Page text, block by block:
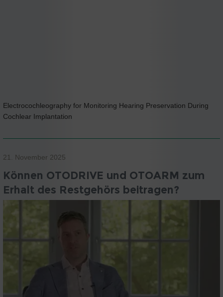
Electrocochleography for Monitoring Hearing Preservation During
Cochlear Implantation
21. November 2025
Können OTODRIVE und OTOARM zum
Erhalt des Restgehörs beitragen?